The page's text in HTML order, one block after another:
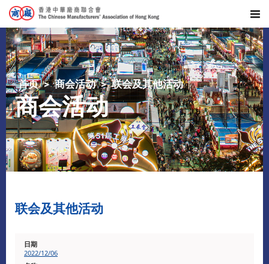
首页 商会活动 联会及其他活动
商会活动
联会及其他活动
2022/12/06